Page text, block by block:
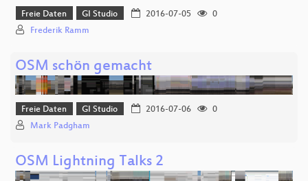
Freie Daten GI Studio 2016-07-05
0
Frederik Ramm
OSM schön gemacht
Freie Daten GI Studio 2016-07-06
0
Mark Padgham
OSM Lightning Talks 2